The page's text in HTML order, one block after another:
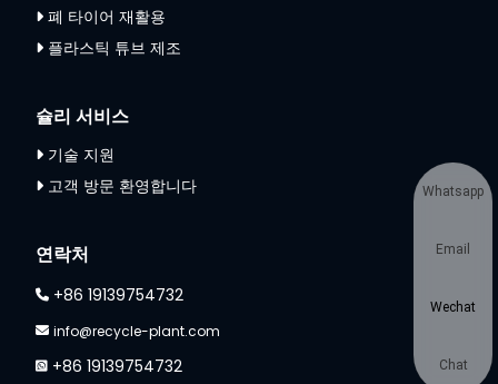
폐 타이어 재활용
플라스틱 튜브 제조
슐리 서비스
기술 지원
고객 방문 환영합니다
연락처
+86 19139754732
info@recycle-plant.com
+86 19139754732
Whatsapp
Email
Wechat
Chat